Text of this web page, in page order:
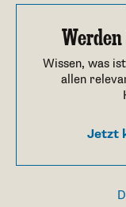
Wissen, was
allen
Jetzt